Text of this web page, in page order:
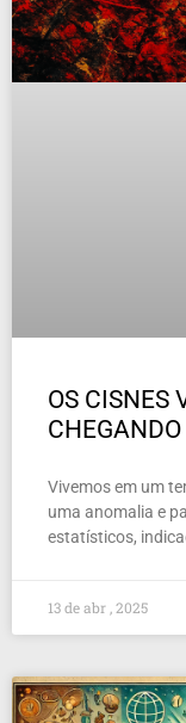
OS CISNES
CHEGANDO
Vivemos em um
uma anomalia e
estatísticos,
13 de abr , 2025